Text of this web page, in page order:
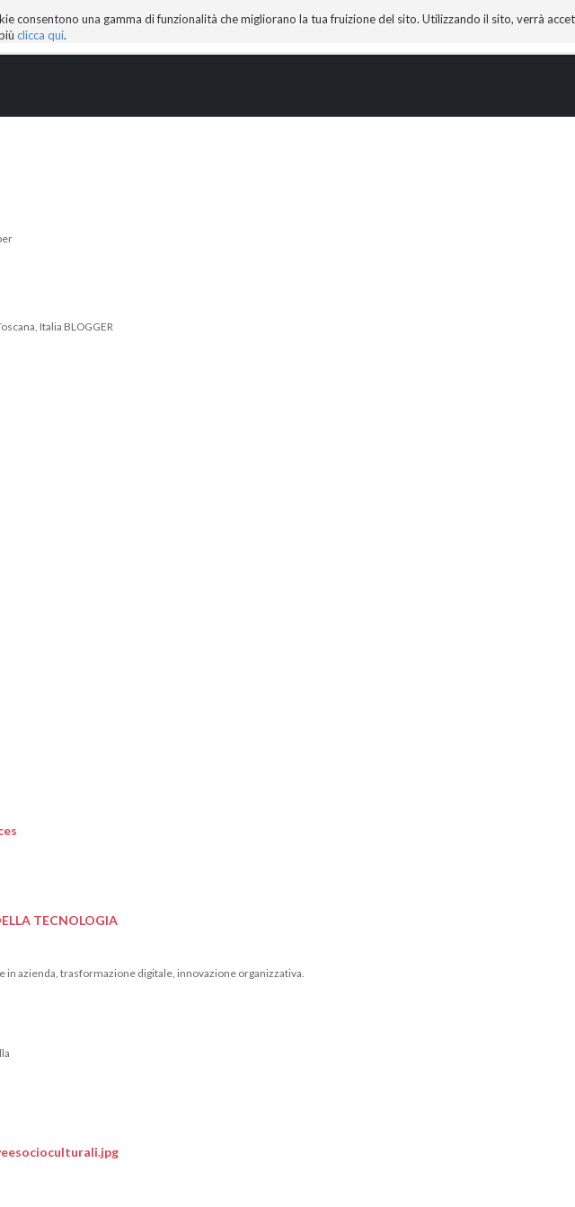
consentono una gamma di funzionalità che migliorano la tua fruizione del sito. Utilizzando il sito, verrà
clicca qui.
TECNOCONSAPEVOLEZZA TECNOBIBLIOGRAFIA I MIEI LIBRI PROGETTO
Italia BLOGGER
TECNOLOGIA
in azienda, trasformazione digitale, innovazione organizzativa.